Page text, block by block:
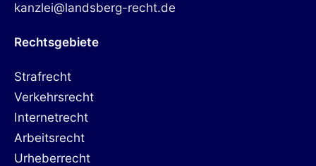
kanzlei@landsberg-recht.de
Rechtsgebiete
Strafrecht
Verkehrsrecht
Internetrecht
Arbeitsrecht
Urheberrecht